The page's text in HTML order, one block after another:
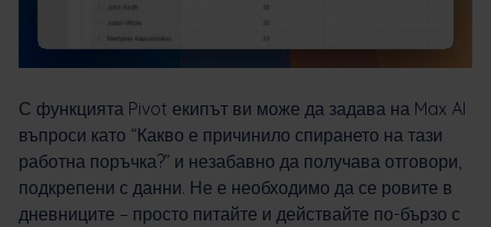
С функцията Pivot екипът ви може да задава на Max AI
въпроси като “Какво е причинило спирането на тази
работна поръчка?” и незабавно да получава отговори,
подкрепени с данни. Не е необходимо да се ровите в
дневниците – просто питайте и действайте по-бързо с